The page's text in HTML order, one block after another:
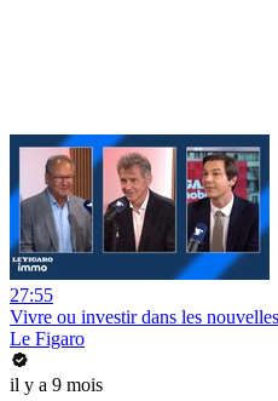
27:55
Vivre ou investir dans les
Le Figaro
il y a 9 mois